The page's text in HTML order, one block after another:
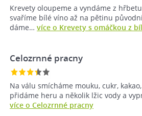
Krevety oloupeme a vyndáme z
svaříme bílé víno až na pětinu
dáme… více o Krevety s omáčkou z
Celozrnné pracny
Na válu smícháme mouku, cukr,
přidáme heru a několik lžic vody a
více o Celozrnné pracny